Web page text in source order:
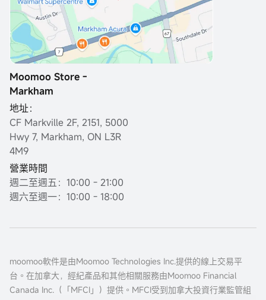
Moomoo Store -
Markham
地址：
CF Markville 2F, 2151, 5000
Hwy 7, Markham, ON L3R
4M9
營業時間
週二至週五：10:00 - 21:00
週六至週一：10:00 - 18:00
moomoo軟件是由Moomoo Technologies Inc.提供的線上交易平
台。在加拿大，經紀產品和其他相關服務由Moomoo Financial
Canada Inc.（「MFCI」）提供。MFCI受到加拿大投資行業監管組